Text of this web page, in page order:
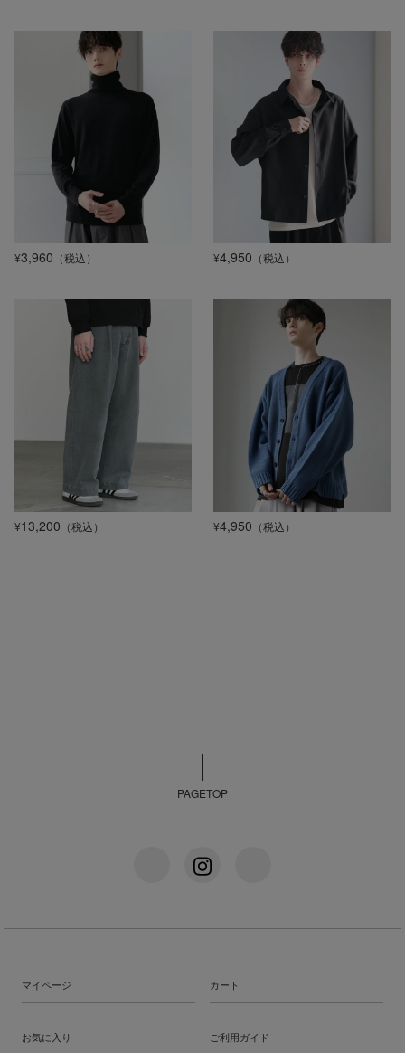
¥3,960 （税込） ¥4,950 （税込）
¥13,200 （税込） ¥4,950 （税込）
PAGETOP
マイページ カート
お気に入り ご利用ガイド